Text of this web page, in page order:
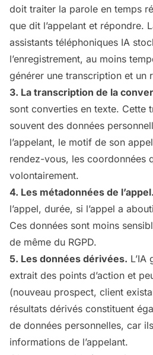
doit traiter la parole en temps
que dit l’appelant et répondre.
assistants téléphoniques IA
l’enregistrement, au moins
générer une transcription et un
3. La transcription de la
sont converties en texte. Cette
souvent des données
l’appelant, le motif de son
rendez-vous, les coordonnées
volontairement.
4. Les métadonnées de l’appel.
l’appel, durée, si l’appel a
Ces données sont moins
de même du RGPD.
5. Les données dérivées. L’IA
extrait des points d’action et
(nouveau prospect, client
résultats dérivés constituent
de données personnelles, car
informations de l’appelant.